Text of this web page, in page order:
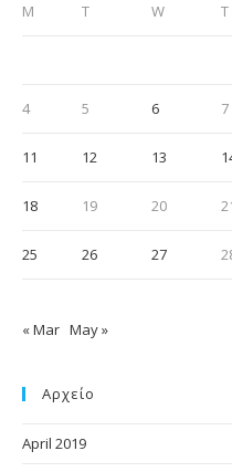
M
T W T
4 5 6 7
11 12 13
18 19 20
25 26 27
« Mar May »
Αρχείο
April 2019